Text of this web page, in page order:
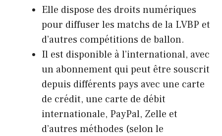
Elle dispose des droits numériques
pour diffuser les matchs de la LVBP et
d’autres compétitions de ballon.
Il est disponible à l’international, avec
un abonnement qui peut être souscrit
depuis différents pays avec une carte
de crédit, une carte de débit
internationale, PayPal, Zelle et
d’autres méthodes (selon le